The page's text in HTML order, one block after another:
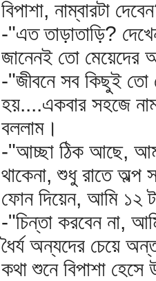
বিপাশা, নাম্বারটা
-"এত তাড়াতাড়ি?
জানেনই তো মেয়েদের
-"জীবনে সব কিছুই তো
হয়....একবার সহজে
বললাম।
-"আচ্ছা ঠিক আছে,
থাকেনা, শুধু রাতে
ফোন দিয়েন, আমি ১২
-"চিন্তা করবেন না,
ধৈর্য অন্যদের চেয়ে
কথা শুনে বিপাশা হেসে